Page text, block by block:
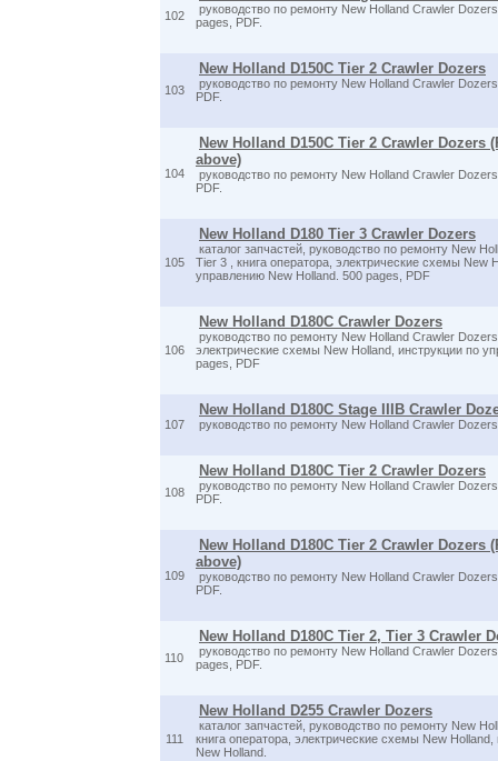
102
руководство по ремонту New Holland Crawler
pages, PDF.
103
New Holland D150C Tier 2 Crawler Dozers
руководство по ремонту New Holland Crawler
PDF.
104
New Holland D150C Tier 2 Crawler Dozers
above)
руководство по ремонту New Holland Crawler
PDF.
105
New Holland D180 Tier 3 Crawler Dozers
каталог запчастей, руководство по ремонту New
Tier 3 , книга оператора, электрические схемы New
управлению New Holland. 500 pages, PDF
106
New Holland D180C Crawler Dozers
руководство по ремонту New Holland Crawler
электрические схемы New Holland, инструкции по
pages, PDF
107
New Holland D180C Stage IIIB Crawler
руководство по ремонту New Holland Crawler
108
New Holland D180C Tier 2 Crawler Dozers
руководство по ремонту New Holland Crawler
PDF.
109
New Holland D180C Tier 2 Crawler Dozers
above)
руководство по ремонту New Holland Crawler
PDF.
110
New Holland D180C Tier 2, Tier 3 Crawler
руководство по ремонту New Holland Crawler
pages, PDF.
111
New Holland D255 Crawler Dozers
каталог запчастей, руководство по ремонту New
книга оператора, электрические схемы New
New Holland.